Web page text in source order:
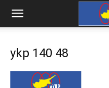
ykp 140 48